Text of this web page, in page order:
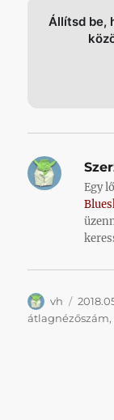
Állítsd be,
Egy
Szerző
vh
átlagnézőszám,